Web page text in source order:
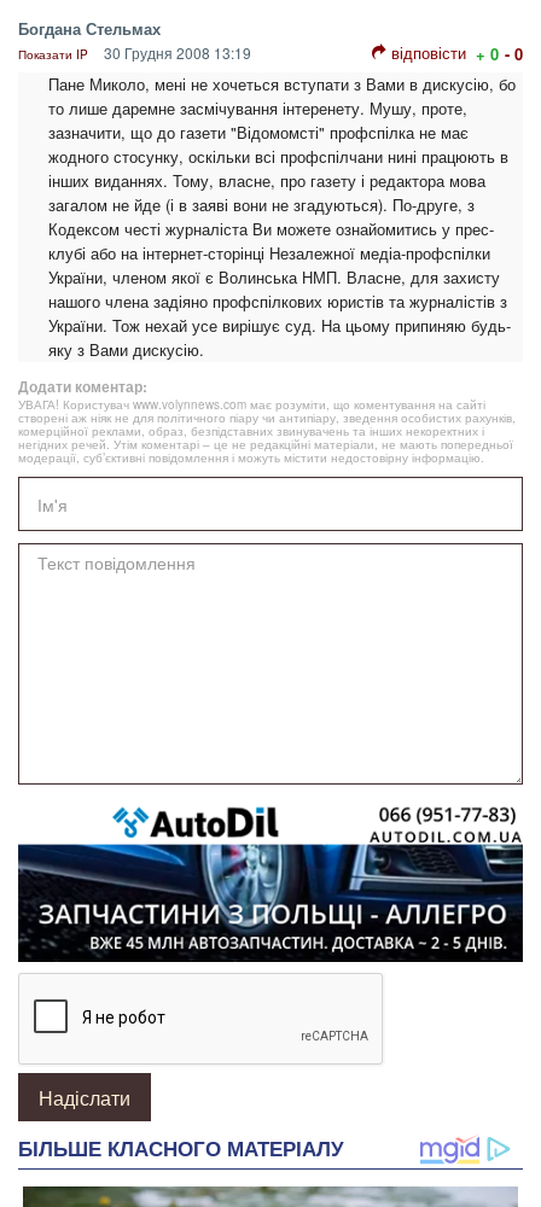
Богдана Стельмах
Показати IP 30 Грудня 2008 13:19 відповісти + 0 - 0
Пане Миколо, мені не хочеться вступати з Вами в дискусію, бо
то лише даремне засмічування інтеренету. Мушу, проте,
зазначити, що до газети "Відомомсті" профспілка не має
жодного стосунку, оскільки всі профспілчани нині працюють в
інших виданнях. Тому, власне, про газету і редактора мова
загалом не йде (і в заяві вони не згадуються). По-друге, з
Кодексом честі журналіста Ви можете ознайомитись у прес-
клубі або на інтернет-сторінці Незалежної медіа-профспілки
України, членом якої є Волинська НМП. Власне, для захисту
нашого члена задіяно профспілкових юристів та журналістів з
України. Тож нехай усе вирішує суд. На цьому припиняю будь-
яку з Вами дискусію.
Додати коментар:
УВАГА! Користувач www.volynnews.com має розуміти, що коментування на сайті
створені аж ніяк не для політичного піару чи антипіару, зведення особистих рахунків,
комерційної реклами, образ, безпідставних звинувачень та інших некоректних і
негідних речей. Утім коментарі – це не редакційні матеріали, не мають попередньої
модерації, суб’єктивні повідомлення і можуть містити недостовірну інформацію.